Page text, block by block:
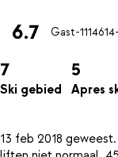
6.7 Gast-11146
7
Ski gebied
5
Apres
13 feb 2018